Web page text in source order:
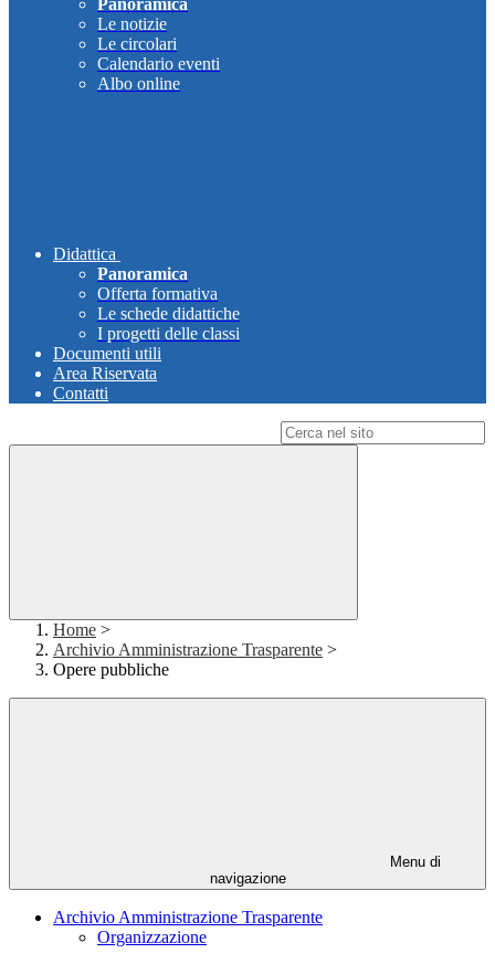
Panoramica
Le notizie
Le circolari
Calendario eventi
Albo online
Didattica
Panoramica
Offerta formativa
Le schede didattiche
I progetti delle classi
Documenti utili
Area Riservata
Contatti
Home >
Archivio Amministrazione Trasparente >
Opere pubbliche
Menu di
navigazione
Archivio Amministrazione Trasparente
Organizzazione